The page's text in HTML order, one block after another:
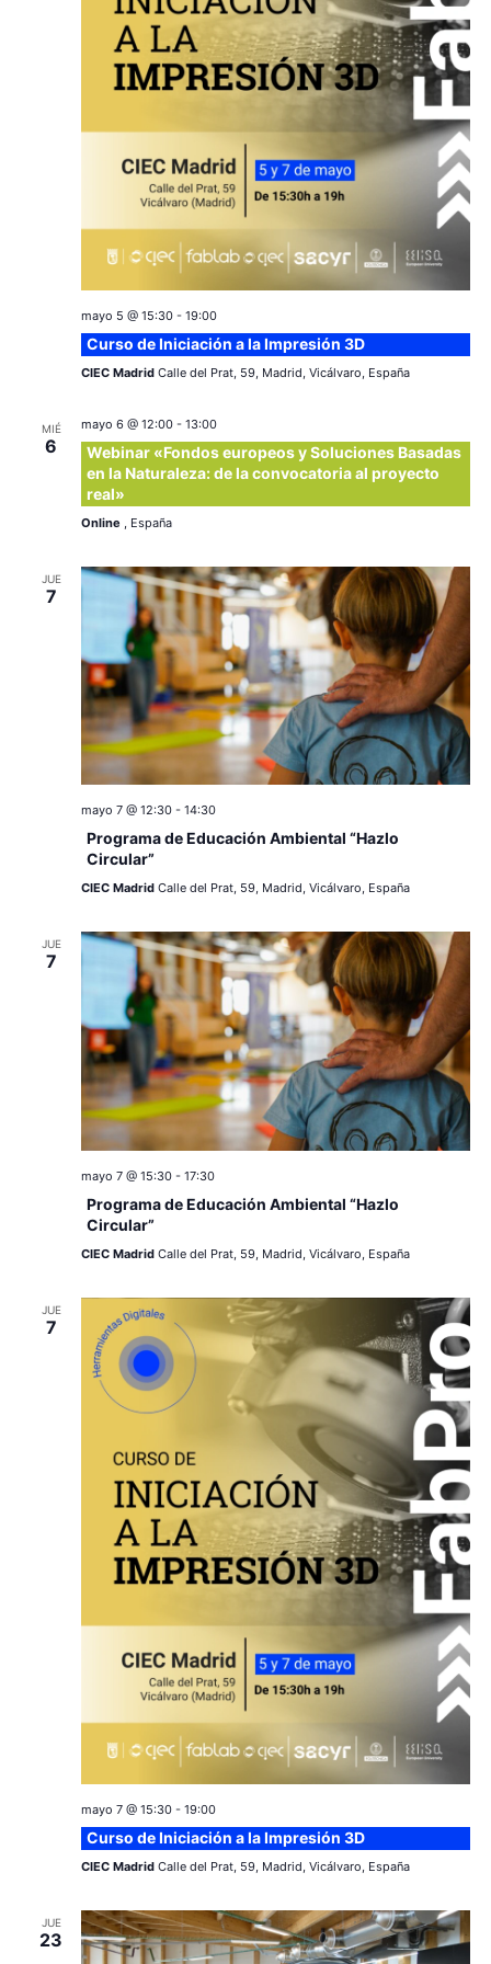
c
i
ó
n
d
e
v
i
a
s
ó
n
d
e
v
i
t
a
s
e
v
n
t
o
mayo 5 @ 15:30- 19:00
Curso de Iniciación a la Impresión 3D
CIEC Madrid Calle del Prat, 59, Madrid, Vicálvaro, España
MIÉ
6
mayo 6 @ 12:00- 13:00
Webinar «Fondos europeos y Soluciones Basadas
en la Naturaleza: de la convocatoria al proyecto
real»
Online , España
JUE
7
mayo 7 @ 12:30- 14:30
Programa de Educación Ambiental “Hazlo
Circular”
CIEC Madrid Calle del Prat, 59, Madrid, Vicálvaro, España
JUE
7
mayo 7 @ 15:30- 17:30
Programa de Educación Ambiental “Hazlo
Circular”
CIEC Madrid Calle del Prat, 59, Madrid, Vicálvaro, España
JUE
7
mayo 7 @ 15:30- 19:00
Curso de Iniciación a la Impresión 3D
CIEC Madrid Calle del Prat, 59, Madrid, Vicálvaro, España
JUE
23